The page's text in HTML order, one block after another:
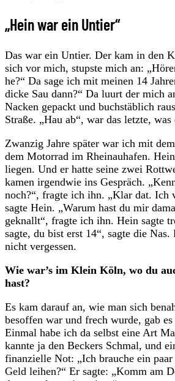
„Hein war ein Untier“
Das war ein Untier. Der kam in den
sich vor mich, stupste mich an:
he?“ Da sage ich mit meinen 14
dicke Sau dann?“ Da luurt der mich
Nacken gepackt und buchstäblich
Straße. „Hau ab“, war das letzte, was
Zwanzig Jahre später war ich mit
dem Motorrad im Rheinauhafen.
liegen. Und er hatte seine zwei
kamen irgendwie ins Gespräch.
noch?“, fragte ich ihn. „Klar dat. Ich
sagte Hein. „Warum hast du mir
geknallt“, fragte ich ihn. Hein sagte
sagte, du bist erst 14“, sagte die
nicht vergessen.
Wie war’s im Klein Köln, wo du
hast?
Es kam darauf an, wie man sich
besoffen war und frech wurde, gab
Einmal habe ich da selbst eine Art
kannte ja den Beckers Schmal, und
finanzielle Not: „Ich brauche ein
Geld leihen?“ Er sagte: „Komm am